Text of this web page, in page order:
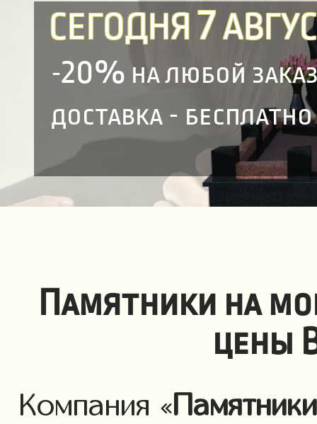
СЕГОДНЯ7
-20% на любой
доставка - бесплатно
Памятники на
цены
Компания «Памятники